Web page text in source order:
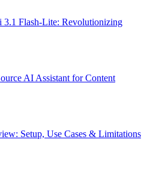
3.1 Flash-Lite: Revolutionizing
AI Assistant for Content
Setup, Use Cases & Limitations